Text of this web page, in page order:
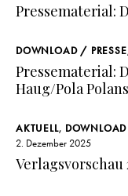
Pressematerial:
DOWNLOAD / PRESSE
Pressematerial:
Haug/Pola
AKTUELL,
2. Dezember 2025
Verlagsvorschau